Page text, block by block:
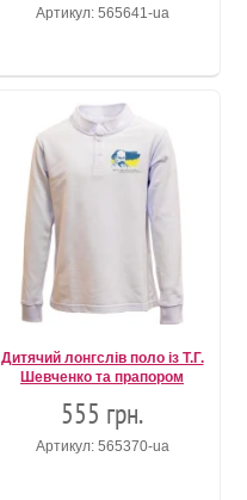
Артикул: 565641-ua
Дитячий лонгслів поло із Т.Г.
Шевченко та прапором
555 грн.
Артикул: 565370-ua